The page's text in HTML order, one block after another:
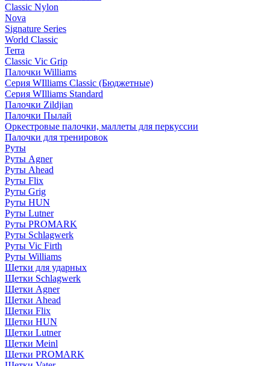
Classic Nylon
Nova
Signature Series
World Classic
Terra
Classic Vic Grip
Палочки Williams
Серия WIlliams Classic (Бюджетные)
Серия WIlliams Standard
Палочки Zildjian
Палочки Пылай
Оркестровые палочки, маллеты для перкуссии
Палочки для тренировок
Руты
Руты Agner
Руты Ahead
Руты Flix
Руты Grig
Руты HUN
Руты Lutner
Руты PROMARK
Руты Schlagwerk
Руты Vic Firth
Руты Williams
Щетки для ударных
Щетки Schlagwerk
Щетки Agner
Щетки Ahead
Щетки Flix
Щетки HUN
Щетки Lutner
Щетки Meinl
Щетки PROMARK